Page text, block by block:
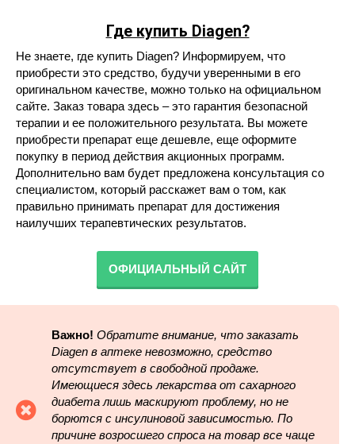
Где купить Diagen?
Не знаете, где купить Diagen? Информируем, что
приобрести это средство, будучи уверенными в его
оригинальном качестве, можно только на официальном
сайте. Заказ товара здесь – это гарантия безопасной
терапии и ее положительного результата. Вы можете
приобрести препарат еще дешевле, еще оформите
покупку в период действия акционных программ.
Дополнительно вам будет предложена консультация со
специалистом, который расскажет вам о том, как
правильно принимать препарат для достижения
наилучших терапевтических результатов.
ОФИЦИАЛЬНЫЙ САЙТ
Важно! Обратите внимание, что заказать
Diagen в аптеке невозможно, средство
отсутствует в свободной продаже.
Имеющиеся здесь лекарства от сахарного
диабета лишь маскируют проблему, но не
борются с инсулиновой зависимостью. По
причине возросшего спроса на товар все чаще